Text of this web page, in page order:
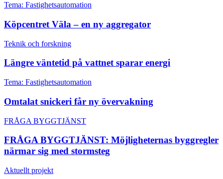
Tema: Fastighetsautomation
Köpcentret Väla – en ny aggregator
Teknik och forskning
Längre väntetid på vattnet sparar energi
Tema: Fastighetsautomation
Omtalat snickeri får ny övervakning
FRÅGA BYGGTJÄNST
FRÅGA BYGGTJÄNST: Möjligheternas byggregler
närmar sig med stormsteg
Aktuellt projekt